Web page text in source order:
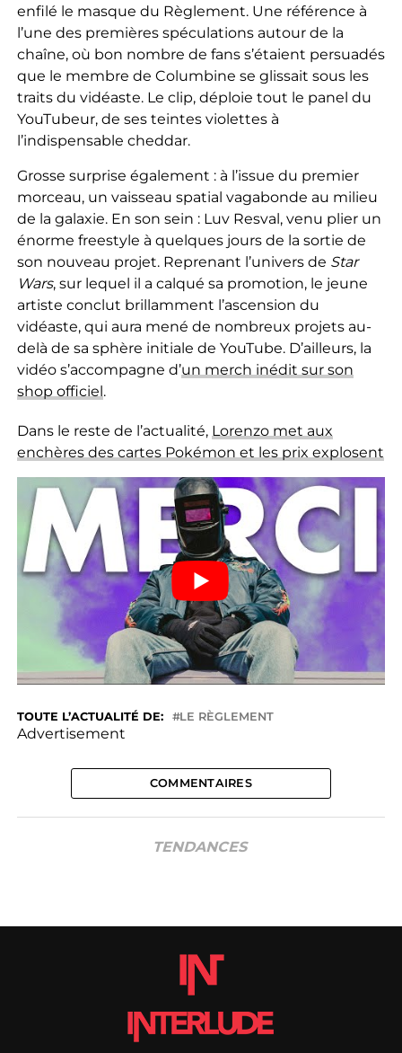
enfilé le masque du Règlement. Une référence à
l’une des premières spéculations autour de la
chaîne, où bon nombre de fans s’étaient persuadés
que le membre de Columbine se glissait sous les
traits du vidéaste. Le clip, déploie tout le panel du
YouTubeur, de ses teintes violettes à
l’indispensable cheddar.
Grosse surprise également : à l’issue du premier
morceau, un vaisseau spatial vagabonde au milieu
de la galaxie. En son sein : Luv Resval, venu plier un
énorme freestyle à quelques jours de la sortie de
son nouveau projet. Reprenant l’univers de Star
Wars, sur lequel il a calqué sa promotion, le jeune
artiste conclut brillamment l’ascension du
vidéaste, qui aura mené de nombreux projets au-
delà de sa sphère initiale de YouTube. D’ailleurs, la
vidéo s’accompagne d’un merch inédit sur son
shop officiel.
Dans le reste de l’actualité, Lorenzo met aux
enchères des cartes Pokémon et les prix explosent
TOUTE L’ACTUALITÉ DE: LE RÈGLEMENT
Advertisement
COMMENTAIRES
TENDANCES